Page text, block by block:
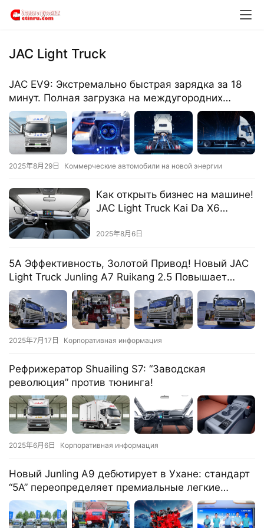
м
й
И
н
ф
о
р
м
а
и
я
о
г
у
з
о
в
и
к
л
е
г
к
о
м
м
е
登录 注册
JAC Light Truck
​​JAC EV9: Экстремально быстрая зарядка за 18
минут. Полная загрузка на междугородних
маршрутах.​​
2025年8月29日 Коммерческие автомобили на новой энергии
Как открыть бизнес на машине!
JAC Light Truck Kai Da X6
стандарты комфорта в
2025年8月6日
5A Эффективность, Золотой Привод! Новый JAC
Light Truck Junling A7 Ruikang 2.5 Повышает
Ценность
2025年7月17日 Корпоративная информация
Рефрижератор Shuailing S7: “Заводская
революция” против тюнинга!
2025年6月6日 Корпоративная информация
​​Новый Junling A9 дебютирует в Ухане: стандарт
“5A” переопределяет премиальные легкие
грузовики​​